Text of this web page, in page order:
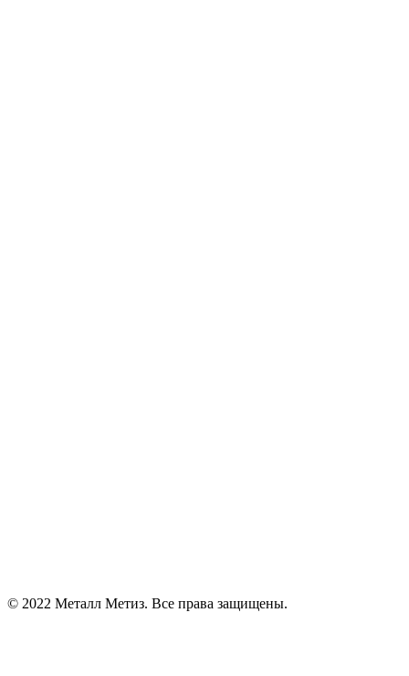
© 2022 Металл Метиз. Все права защищены.